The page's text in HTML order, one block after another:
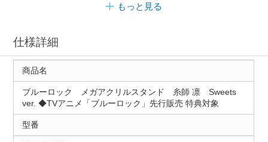
もっと見る
仕様詳細
商品名
ブルーロック メガアクリルスタンド 糸師 凛 Sweets
ver. ◆TVアニメ「ブルーロック」先行販売 特典対象
型番